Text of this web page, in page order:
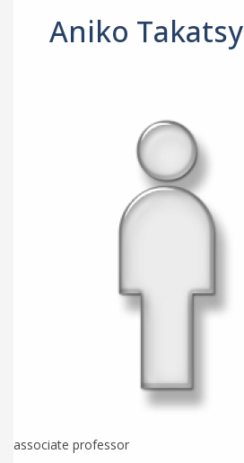
Aniko Takatsy
associate professor